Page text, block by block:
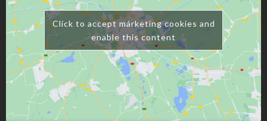
Click to accept márketing cookies and
enable this content